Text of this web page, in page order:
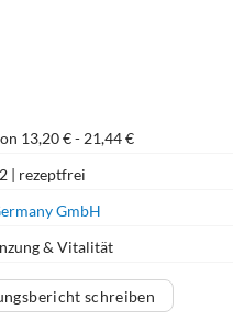
13,20 € - 21,44 €
| rezeptfrei
GmbH
& Vitalität
schreiben